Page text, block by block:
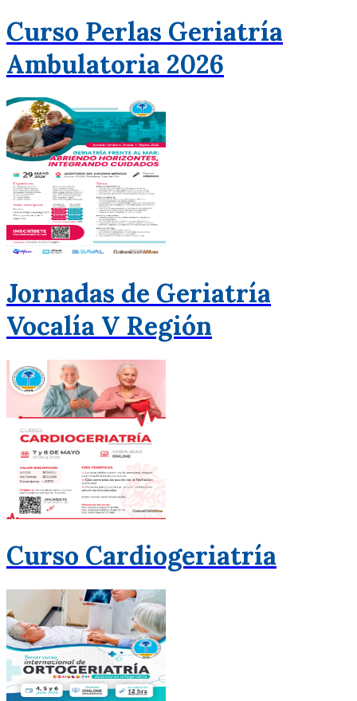
Curso Perlas Geriatría
Ambulatoria 2026
Jornadas de Geriatría
Vocalía V Región
Curso Cardiogeriatría